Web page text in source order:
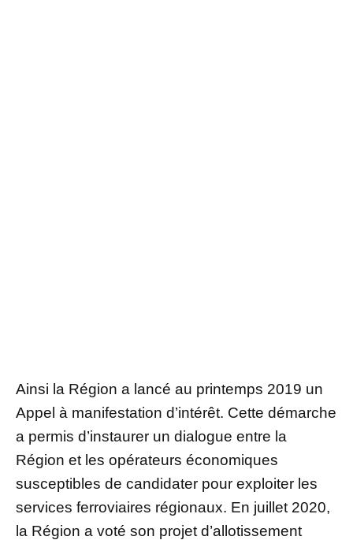
Ainsi la Région a lancé au printemps 2019 un
Appel à manifestation d’intérêt. Cette démarche
a permis d’instaurer un dialogue entre la
Région et les opérateurs économiques
susceptibles de candidater pour exploiter les
services ferroviaires régionaux. En juillet 2020,
la Région a voté son projet d’allotissement